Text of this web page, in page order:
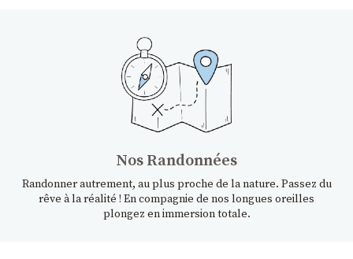
Nos Randonnées
Randonner autrement, au plus proche de la nature. Passez du
rêve à la réalité ! En compagnie de nos longues oreilles
plongez en immersion totale.